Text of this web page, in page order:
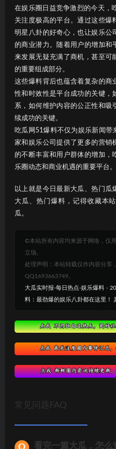
在娱乐圈日益竞争激烈的今天，
关注度极高的平台。通过这些爆
明星八卦的好奇心，也让娱乐公
的商业潜力。随着用户的增加和
来发展无疑充满了商机，甚至可
的重要组成部分。
这些爆料背后也蕴含着复杂的商
性和时效性是平台成功的关键，
系，如何维护内容的公正性和吸
续成功的关键。
吃瓜网51爆料不仅为娱乐新闻带
家和娱乐公司提供了更多的营销
的不断丰富和用户群体的增加，
乐圈动态和商业机遇的重要平台。
以上就是今日最新大瓜、热门瓜
大瓜、热门爆料，记得收藏本
瓜。
©本站所有内容均来源于网络，仅
立场。
处理声明：本站转载仅作内容分享
QQ1693663749。
大瓜实时报-每日热点-娱乐爆料 »
料：最劲爆的娱乐八卦都在这里！
常见问题FAQ
看完一篇大瓜，怎么